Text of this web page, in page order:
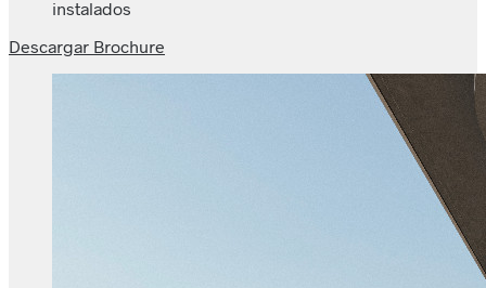
instalados
Descargar Brochure